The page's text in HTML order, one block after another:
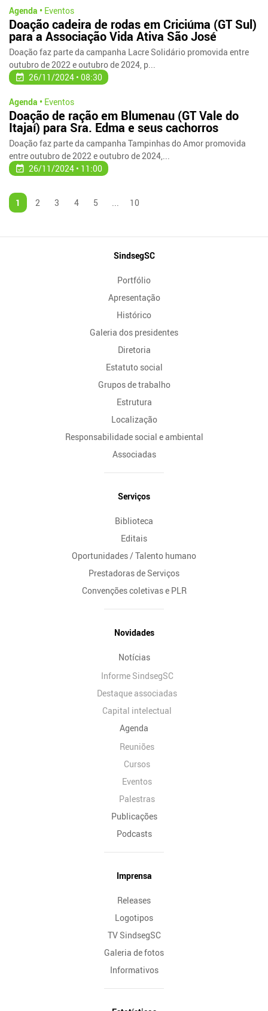
Agenda • Eventos
Doação cadeira de rodas em Criciúma (GT Sul)
para a Associação Vida Ativa São José
Doação faz parte da campanha Lacre Solidário promovida entre
outubro de 2022 e outubro de 2024, p...
26/11/2024 • 08:30
Agenda • Eventos
Doação de ração em Blumenau (GT Vale do
Itajaí) para Sra. Edma e seus cachorros
Doação faz parte da campanha Tampinhas do Amor promovida
entre outubro de 2022 e outubro de 2024,...
26/11/2024 • 11:00
1 2 3 4 5 ... 10
SindsegSC
Portfólio
Apresentação
Histórico
Galeria dos presidentes
Diretoria
Estatuto social
Grupos de trabalho
Estrutura
Localização
Responsabilidade social e ambiental
Associadas
Serviços
Biblioteca
Editais
Oportunidades / Talento humano
Prestadoras de Serviços
Convenções coletivas e PLR
Novidades
Notícias
Informe SindsegSC
Destaque associadas
Capital intelectual
Agenda
Reuniões
Cursos
Eventos
Palestras
Publicações
Podcasts
Imprensa
Releases
Logotipos
TV SindsegSC
Galeria de fotos
Informativos